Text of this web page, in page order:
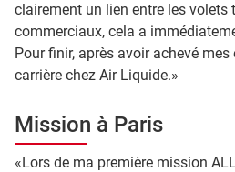
clairement un lien entre les volets
commerciaux, cela a
Pour finir, après avoir achevé mes
carrière chez Air Liquide.»
Mission à Paris
«Lors de ma première mission